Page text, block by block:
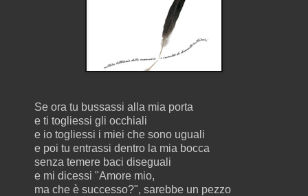
Se ora tu bussassi alla mia porta
e ti togliessi gli occhiali
e io togliessi i miei che sono uguali
e poi tu entrassi dentro la mia bocca
senza temere baci diseguali
e mi dicessi "Amore mio,
ma che è successo?", sarebbe un pezzo